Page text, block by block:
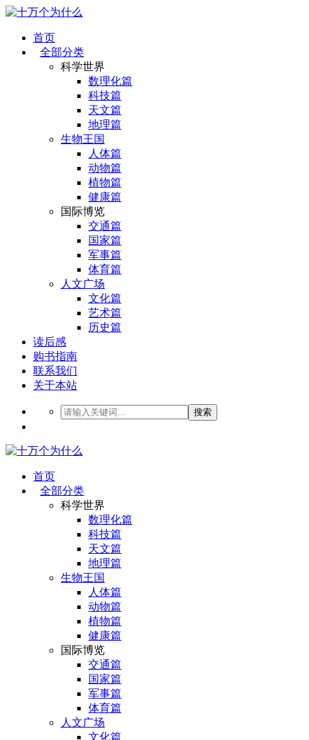
首页
全部分类
科学世界
数理化篇
科技篇
天文篇
地理篇
生物王国
人体篇
动物篇
植物篇
健康篇
国际博览
交通篇
国家篇
军事篇
体育篇
人文广场
文化篇
艺术篇
历史篇
读后感
购书指南
联系我们
关于本站
搜索
首页
全部分类
科学世界
数理化篇
科技篇
天文篇
地理篇
生物王国
人体篇
动物篇
植物篇
健康篇
国际博览
交通篇
国家篇
军事篇
体育篇
人文广场
文化篇